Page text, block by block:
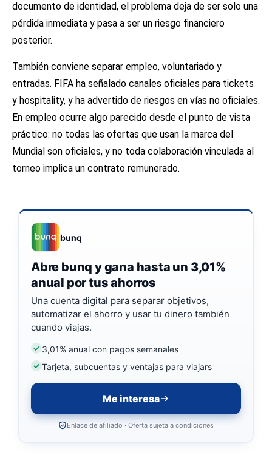
documento de identidad, el problema deja de ser solo una
pérdida inmediata y pasa a ser un riesgo financiero
posterior.
También conviene separar empleo, voluntariado y
entradas. FIFA ha señalado canales oficiales para tickets
y hospitality, y ha advertido de riesgos en vías no oficiales.
En empleo ocurre algo parecido desde el punto de vista
práctico: no todas las ofertas que usan la marca del
Mundial son oficiales, y no toda colaboración vinculada al
torneo implica un contrato remunerado.
bunq
Abre bunq y gana hasta un 3,01%
anual por tus ahorros
Una cuenta digital para separar objetivos,
automatizar el ahorro y usar tu dinero también
cuando viajas.
3,01% anual con pagos semanales
Tarjeta, subcuentas y ventajas para viajars
Me interesa
Enlace de afiliado · Oferta sujeta a condiciones